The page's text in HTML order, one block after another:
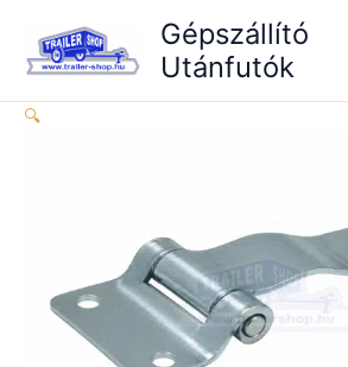
content
Gépszállító
Utánfutók
🔍